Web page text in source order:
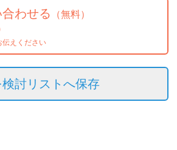
わせる （無料）
伝えください
討リストへ保存